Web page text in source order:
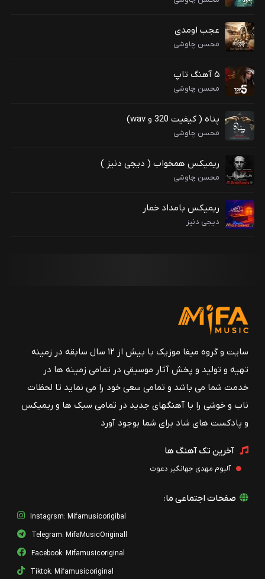
عجب اومدی
محسن چاوشی
۵ آهنگ تاپ
محسن چاوشی
پناه ( کیفیت 320 و wav)
محسن چاوشی
ریمیکس همخواب ( دیجی دنیز )
محسن چاوشی
ریمیکس بامداد خمار
دیجی دنیز
سایت و گروه میفا موزیک با بیش از ۱۲ سال سابقه در زمینه
تهیه و تولید و پخش آثار موسیقی در تمامی زمینه ها در
خدمت شما می باشد و تمامی سعی خود را می نماید تا لحظات
ناب و خوشی را با آهنگهای جدید در تمامی سبک ها و ریمیکس
و پادکست های شاد برای شما بوجود آورد
آخرین تک آهنگ ها
آلبوم مهدی جهانگیر دعوت
صفحات اجتماعی ما:
Instagrsm: Mifamusicorigibal
Telegram: MifaMusicOriginall
Facebook: Mifamusicoriginal
Tiktok: Mifamusicoriginal